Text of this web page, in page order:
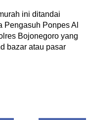
ini ditandai
Pengasuh Ponpes Al
Bojonegoro yang
bazar atau pasar